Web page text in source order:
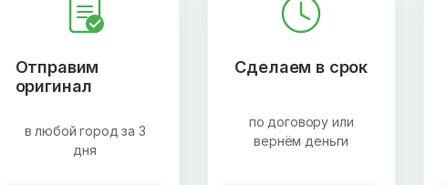
Отправим
оригинал
в любой город за 3
дня
Сделаем в срок
по договору или
вернём деньги